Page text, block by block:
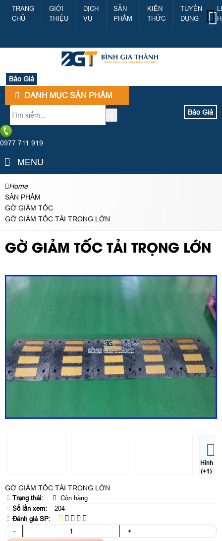
TRANG
CHỦ
GIỚI
THIỆU
DỊCH
VỤ
SẢN
PHẨM
KIẾN
THỨC
TUYỂN
DỤNG
Báo Giá
DANH MỤC SẢN PHẨM
Báo Giá
0977 711 919
MENU
Home
SẢN PHẨM
GỜ GIẢM TỐC
GỜ GIẢM TỐC TẢI TRỌNG LỚN
GỜ GIẢM TỐC TẢI TRỌNG LỚN
Hình
(+1)
GỜ GIẢM TỐC TẢI TRỌNG LỚN
Trạng thái:
Còn hàng
Số lần xem:
204
Đánh giá SP:
-
+